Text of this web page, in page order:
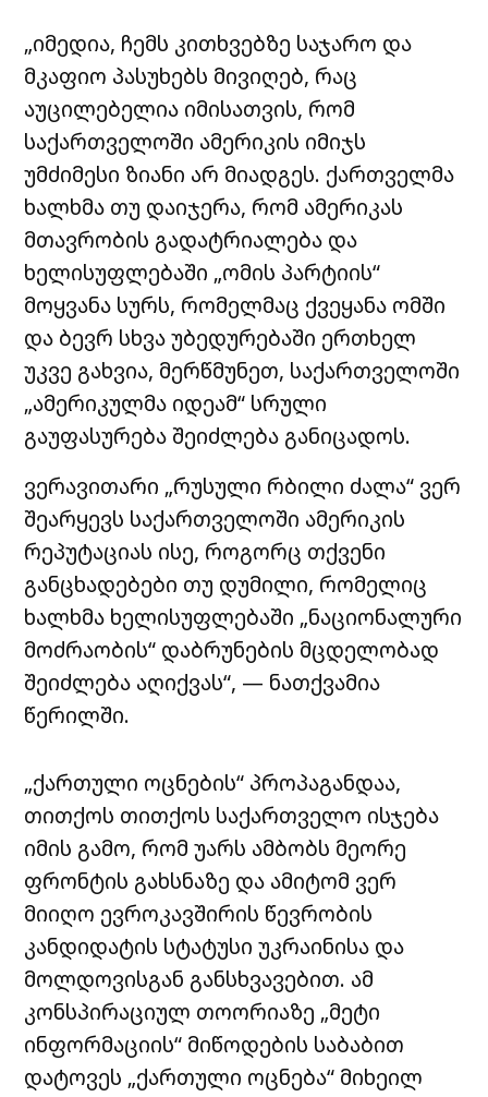
„იმედია, ჩემს კითხვებზე საჯარო და
მკაფიო პასუხებს მივიღებ, რაც
აუცილებელია იმისათვის, რომ
საქართველოში ამერიკის იმიჯს
უმძიმესი ზიანი არ მიადგეს. ქართველმა
ხალხმა თუ დაიჯერა, რომ ამერიკას
მთავრობის გადატრიალება და
ხელისუფლებაში „ომის პარტიის“
მოყვანა სურს, რომელმაც ქვეყანა ომში
და ბევრ სხვა უბედურებაში ერთხელ
უკვე გახვია, მერწმუნეთ, საქართველოში
„ამერიკულმა იდეამ“ სრული
გაუფასურება შეიძლება განიცადოს.
ვერავითარი „რუსული რბილი ძალა“ ვერ
შეარყევს საქართველოში ამერიკის
რეპუტაციას ისე, როგორც თქვენი
განცხადებები თუ დუმილი, რომელიც
ხალხმა ხელისუფლებაში „ნაციონალური
მოძრაობის“ დაბრუნების მცდელობად
შეიძლება აღიქვას“, — ნათქვამია
წერილში.
„ქართული ოცნების“ პროპაგანდაა,
თითქოს თითქოს საქართველო ისჯება
იმის გამო, რომ უარს ამბობს მეორე
ფრონტის გახსნაზე და ამიტომ ვერ
მიიღო ევროკავშირის წევრობის
კანდიდატის სტატუსი უკრაინისა და
მოლდოვისგან განსხვავებით. ამ
კონსპირაციულ თოორიაზე „მეტი
ინფორმაციის“ მიწოდების საბაბით
დატოვეს „ქართული ოცნება“ მიხეილ